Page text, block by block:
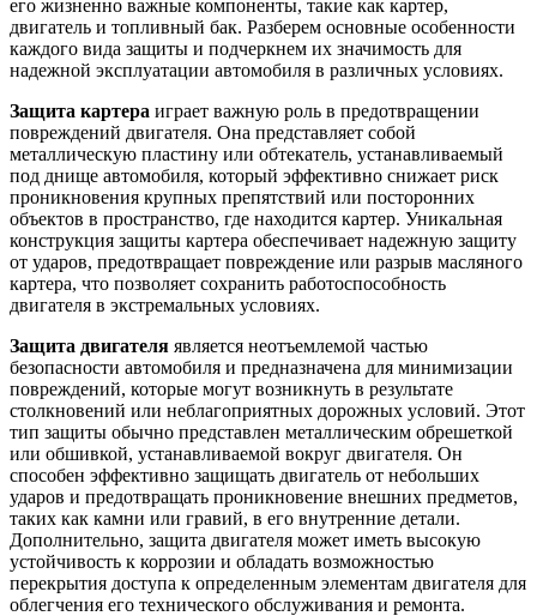
его жизненно важные компоненты, такие как картер,
двигатель и топливный бак. Разберем основные особенности
каждого вида защиты и подчеркнем их значимость для
надежной эксплуатации автомобиля в различных условиях.
Защита картера играет важную роль в предотвращении
повреждений двигателя. Она представляет собой
металлическую пластину или обтекатель, устанавливаемый
под днище автомобиля, который эффективно снижает риск
проникновения крупных препятствий или посторонних
объектов в пространство, где находится картер. Уникальная
конструкция защиты картера обеспечивает надежную защиту
от ударов, предотвращает повреждение или разрыв масляного
картера, что позволяет сохранить работоспособность
двигателя в экстремальных условиях.
Защита двигателя является неотъемлемой частью
безопасности автомобиля и предназначена для минимизации
повреждений, которые могут возникнуть в результате
столкновений или неблагоприятных дорожных условий. Этот
тип защиты обычно представлен металлическим обрешеткой
или обшивкой, устанавливаемой вокруг двигателя. Он
способен эффективно защищать двигатель от небольших
ударов и предотвращать проникновение внешних предметов,
таких как камни или гравий, в его внутренние детали.
Дополнительно, защита двигателя может иметь высокую
устойчивость к коррозии и обладать возможностью
перекрытия доступа к определенным элементам двигателя для
облегчения его технического обслуживания и ремонта.